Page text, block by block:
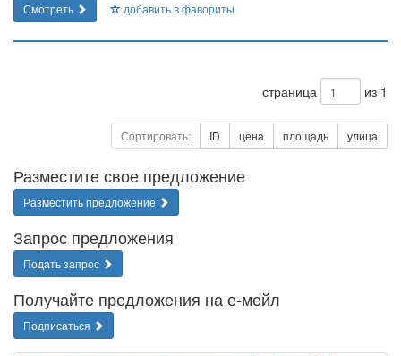
Смотреть добавить в фавориты
страница из 1
Сортировать: ID цена площадь улица
Разместите свое предложение
Разместить предложение
Запрос предложения
Подать запрос
Получайте предложения на е-мейл
Подписаться